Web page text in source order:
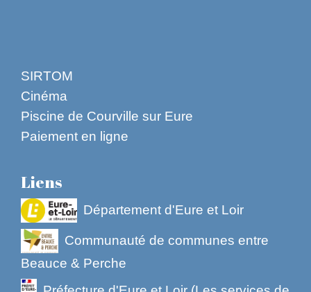
SIRTOM
Cinéma
Piscine de Courville sur Eure
Paiement en ligne
Liens
Département d'Eure et Loir
Communauté de communes entre
Beauce & Perche